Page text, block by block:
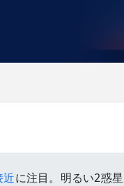
近に注目。明るい2惑星